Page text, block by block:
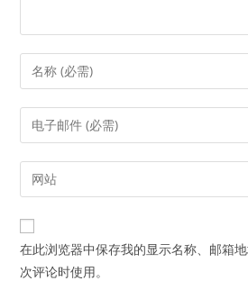
Enter
your
name
comment
Enter
your
email
address
comment
Enter
your
website
URL
(optional)
在此浏览器中保存我的显示名称、邮箱
次评论时使用。